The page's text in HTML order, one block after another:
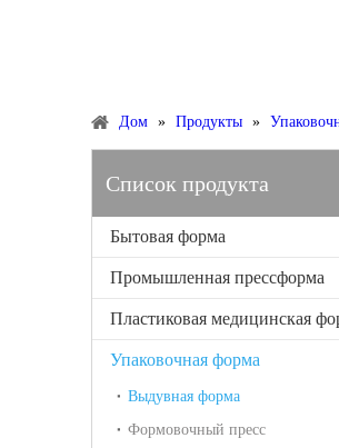
Дом » Продукты »
Список продукта
Бытовая форма
Промышленная прессформа
Пластиковая медицинская
Упаковочная форма
Выдувная форма
Формовочный пресс